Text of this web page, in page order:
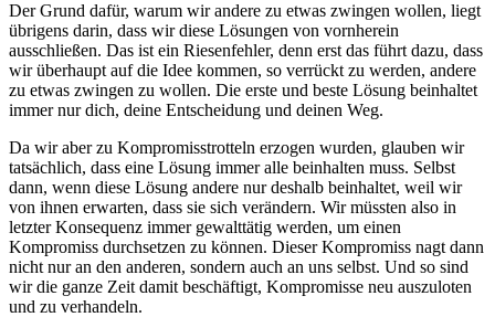
Der Grund dafür, warum wir andere zu etwas zwingen wollen, liegt
übrigens darin, dass wir diese Lösungen von vornherein
ausschließen. Das ist ein Riesenfehler, denn erst das führt dazu, dass
wir überhaupt auf die Idee kommen, so verrückt zu werden, andere
zu etwas zwingen zu wollen. Die erste und beste Lösung beinhaltet
immer nur dich, deine Entscheidung und deinen Weg.
Da wir aber zu Kompromisstrotteln erzogen wurden, glauben wir
tatsächlich, dass eine Lösung immer alle beinhalten muss. Selbst
dann, wenn diese Lösung andere nur deshalb beinhaltet, weil wir
von ihnen erwarten, dass sie sich verändern. Wir müssten also in
letzter Konsequenz immer gewalttätig werden, um einen
Kompromiss durchsetzen zu können. Dieser Kompromiss nagt dann
nicht nur an den anderen, sondern auch an uns selbst. Und so sind
wir die ganze Zeit damit beschäftigt, Kompromisse neu auszuloten
und zu verhandeln.